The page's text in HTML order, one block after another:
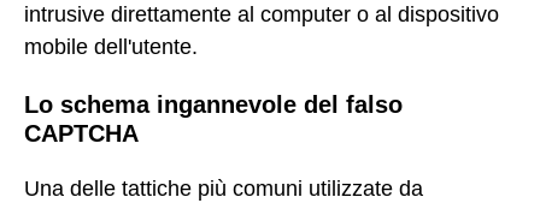
intrusive direttamente al computer o al dispositivo
mobile dell'utente.
Lo schema ingannevole del falso
CAPTCHA
Una delle tattiche più comuni utilizzate da